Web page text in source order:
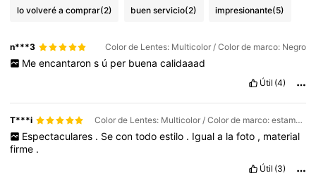
lo volveré a comprar(2) buen servicio(2) impresionante(5)
n***3 Color de Lentes: Multicolor / Color de marco: Negro
Me encantaron s ú per buena calidaaad
Útil (4)
T***i Color de Lentes: Multicolor / Color de marco: estampado de leopardo
Espectaculares . Se con todo estilo . Igual a la foto , material
firme .
Útil (3)